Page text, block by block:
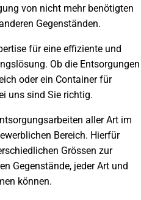
von nicht mehr benötigten
Gegenständen.
für eine effiziente und
Ob die Entsorgungen
oder ein Container für
uns sind Sie richtig.
aller Art im
Bereich. Hierfür
Grössen zur
Gegenstände, jeder Art und
können.